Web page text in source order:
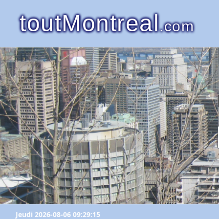
toutMontreal.com
Jeudi 2026-08-06 09:29:15